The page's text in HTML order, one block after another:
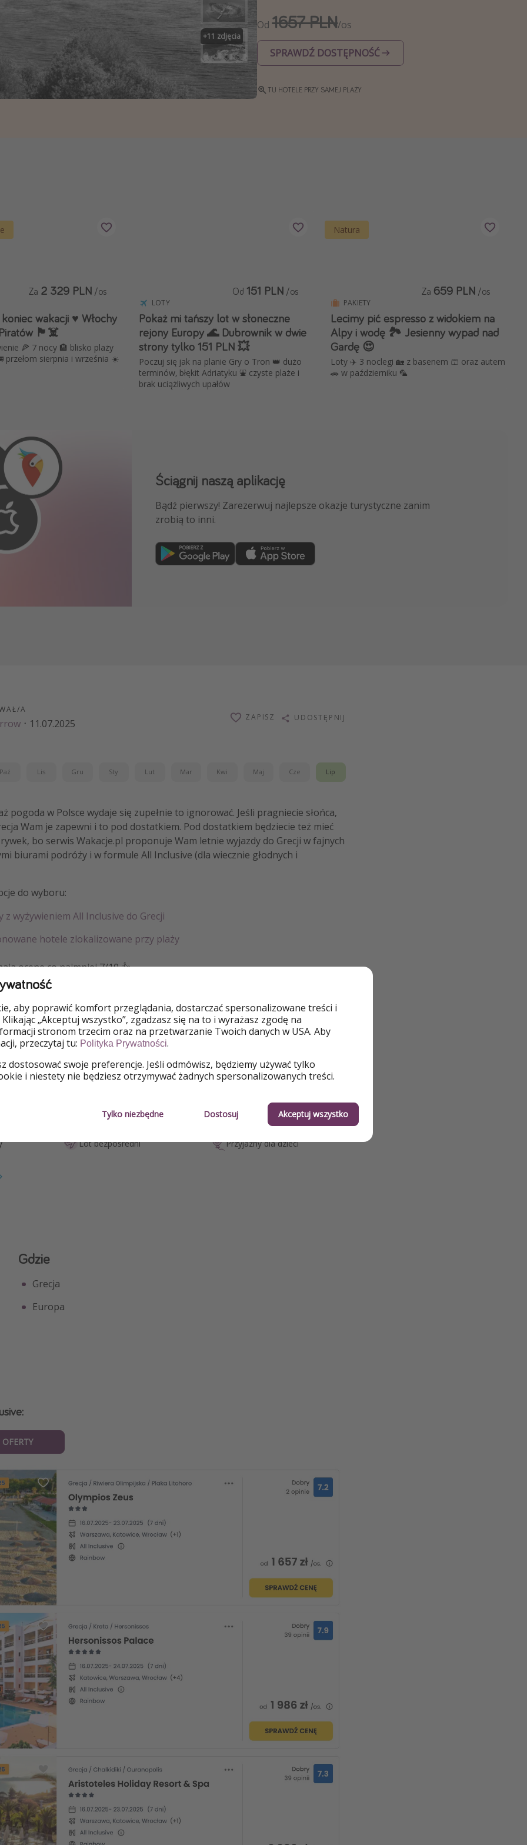
+11 zdjęcia
Od1657 PLN/os
SPRAWDŹ DOSTĘPNOŚĆ
TU HOTELE PRZY SAMEJ PLAŻY
wakacji ♥️ Włochy
🏴‍☠️
🍕 7 nocy 🏨 blisko plaży
przełom sierpnia i września ☀️
Za 2 329 PLN /os
LOTY
Pokaż mi tańszy lot w słoneczne
rejony Europy 🌊 Dubrownik w dwie
strony tylko 151 PLN 💥
Poczuj się jak na planie Gry o Tron 👑 dużo
terminów, błękit Adriatyku ⛲ czyste plaże i
brak uciążliwych upałów
Od 151 PLN /os
Natura
PAKIETY
Lecimy pić espresso z widokiem na
Alpy i wodę 🏞️ Jesienny wypad nad
Gardę 😍
Loty ✈️ 3 noclegi 🏡 z basenem 🩳 oraz autem
🚗 w październiku 🦜
Za 659 PLN /os
Ściągnij naszą aplikację
Bądź pierwszy! Zarezerwuj najlepsze okazje turystyczne zanim
zrobią to inni.
Dołącz do naszego kanału na WhatsApp
NAJLEPSZE oferty podróżnicze, porady ekspertów i wiele więcej!
Dołącz teraz
A
· 11.07.2025
ZAPISZ UDOSTĘPNIJ
Paź Lis Gru Sty Lut Mar Kwi Maj Cze Lip
pogoda w Polsce wydaje się zupełnie to ignorować. Jeśli pragniecie słońca,
Wam je zapewni i to pod dostatkiem. Pod dostatkiem będziecie też mieć
bo serwis Wakacje.pl proponuje Wam letnie wyjazdy do Grecji w fajnych
biurami podróży i w formule All Inclusive (dla wiecznie głodnych i
do wyboru:
wyżywieniem All Inclusive do Grecji
hotele zlokalizowane przy plaży
ocenę co najmniej 7/10 👍
podróżnicze prosto na Twój telefon -
Na plaży
Lot bezpośredni Przyjazny dla dzieci
Gdzie
Grecja
Europa
aby poprawić komfort przeglądania, dostarczać spersonalizowane treści i
„Akceptuj wszystko”, zgadzasz się na to i wyrażasz zgodę na
stronom trzecim oraz na przetwarzanie Twoich danych w USA. Aby
przeczytaj tu: Polityka Prywatności.
dostosować swoje preferencje. Jeśli odmówisz, będziemy używać tylko
i niestety nie będziesz otrzymywać żadnych spersonalizowanych treści.
Tylko niezbędne Dostosuj Akceptuj wszystko